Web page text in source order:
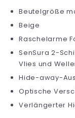
Beutelgröße
Beige
Raschelarme
SenSura 2-
Vlies und
Hide-away-
Optische
Verlängerter